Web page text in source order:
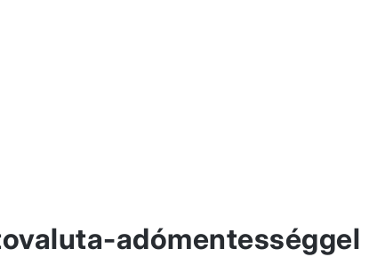
adómentességgel